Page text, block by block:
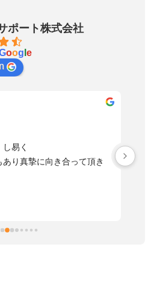
ポート株式会社
oog e
易く
り真摯に向き合って頂き